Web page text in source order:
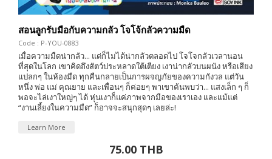
สอนลูกรับมือกับความกลัว โจโจ้กลัวความมืด
Code : P-YOU-0883
เมื่อความมืดน่ากลัว... แต่ก็ไม่ได้น่ากลัวตลอดไป โจโจกลัวเวลานอน
ที่สุดในโลก เขาคิดถึงสัตว์ประหลาดใต้เตียง เงาน่ากลัวบนผนัง หรือเสียง
แปลกๆ ในห้องมืด ทุกคืนกลายเป็นการผจญภัยของความกังวล แต่วัน
หนึ่ง พ่อ แม่ คุณยาย และเพื่อนๆ ก็ค่อยๆ พาเขาค้นพบว่า... แสงเล็ก ๆ ก็
พอจะไล่เงาใหญ่ๆ ได้ หุ่นเงาก็แค่ภาพจากมือของเราเอง และแม้แต่
“งานเลี้ยงในความมืด” ก็อาจจะสนุกสุดๆ เลยล่ะ!
Learn More
75.00 THB